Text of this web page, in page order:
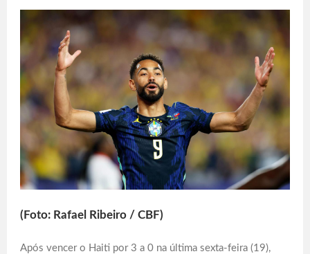
(Foto: Rafael Ribeiro / CBF)
Após vencer o Haiti por 3 a 0 na última sexta-feira (19),